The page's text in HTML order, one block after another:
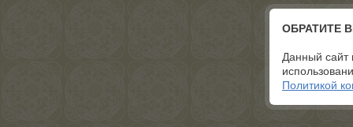
ОБРАТИТЕ
Данный сайт
Политикой